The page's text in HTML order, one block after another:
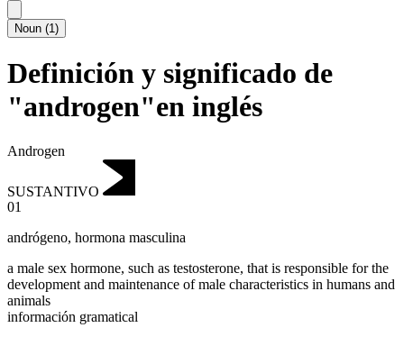
Noun (1)
Definición y significado de
"androgen"en inglés
Androgen
SUSTANTIVO
01
andrógeno, hormona masculina
a male sex hormone, such as testosterone, that is responsible for the
development and maintenance of male characteristics in humans and
animals
información gramatical